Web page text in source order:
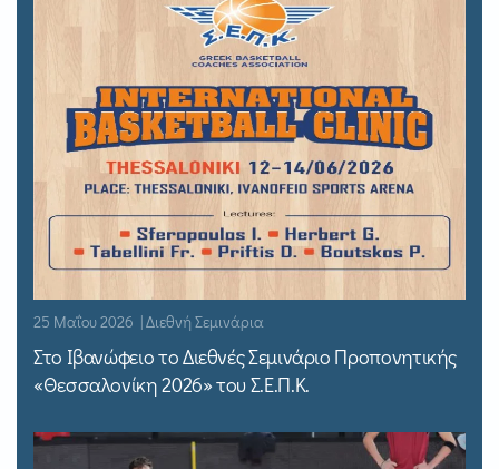
25 Μαΐου 2026 | Διεθνή Σεμινάρια
Στο Ιβανώφειο το Διεθνές Σεμινάριο Προπονητικής
«Θεσσαλονίκη 2026» του Σ.Ε.Π.Κ.